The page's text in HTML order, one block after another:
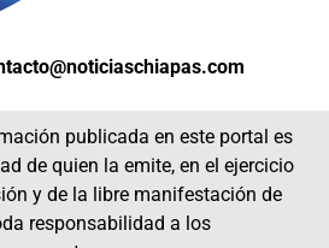
publicada en este portal es
de quien la emite, en el ejercicio
y de la libre manifestación de
responsabilidad a los